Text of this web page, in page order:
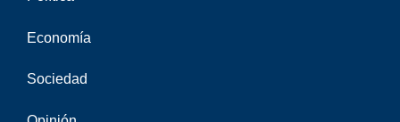
Economía
Sociedad